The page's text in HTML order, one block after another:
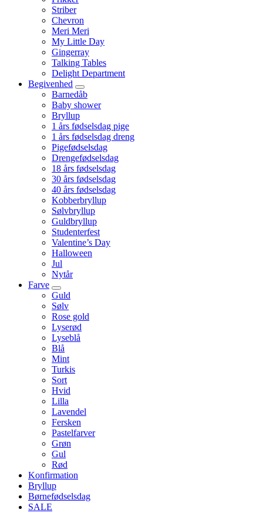
Striber
Chevron
Meri Meri
My Little Day
Gingerray
Talking Tables
Delight Department
Begivenhed
Barnedåb
Baby shower
Bryllup
1 års fødselsdag pige
1 års fødselsdag dreng
Pigefødselsdag
Drengefødselsdag
18 års fødselsdag
30 års fødselsdag
40 års fødselsdag
Kobberbryllup
Sølvbryllup
Guldbryllup
Studenterfest
Valentine’s Day
Halloween
Jul
Nytår
Farve
Guld
Sølv
Rose gold
Lyserød
Lyseblå
Blå
Mint
Turkis
Sort
Hvid
Lilla
Lavendel
Fersken
Pastelfarver
Grøn
Gul
Rød
Konfirmation
Bryllup
Børnefødselsdag
SALE